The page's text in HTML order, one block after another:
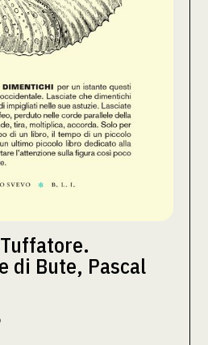
di Bute, Pascal